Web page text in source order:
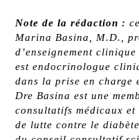
Note de la rédaction :
Marina Basina, M.D.,
d’enseignement
est endocrinologue
dans la prise en charge
Dre Basina est une
consultatifs médicaux
de lutte contre le